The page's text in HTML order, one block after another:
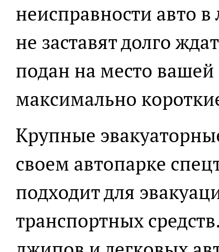
неисправности авто
не заставят долго
подан на место
максимально
Крупные
своем автопарке
подходит для
транспортных